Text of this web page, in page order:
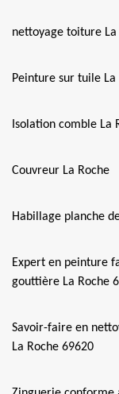
nettoyage toiture La
Peinture sur tuile La
Isolation comble La
Couvreur La Roche
Habillage planche
Expert en peinture
gouttière La Roche
Savoir-faire en
La Roche 69620